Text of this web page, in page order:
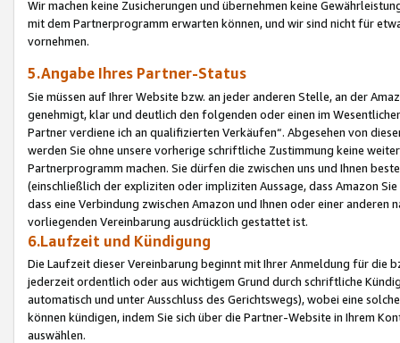
Wir machen keine Zusicherungen und übernehmen keine
mit dem Partnerprogramm erwarten können, und wir sind nicht für
vornehmen.
5.Angabe Ihres Partner-Status
Sie müssen auf Ihrer Website bzw. an jeder anderen Stelle, an der
genehmigt, klar und deutlich den folgenden oder einen im
Partner verdiene ich an qualifizierten Verkäufen“. Abgesehen von
werden Sie ohne unsere vorherige schriftliche Zustimmung keine
Partnerprogramm machen. Sie dürfen die zwischen uns und Ihnen
(einschließlich der expliziten oder impliziten Aussage, dass Amazon
dass eine Verbindung zwischen Amazon und Ihnen oder einer
vorliegenden Vereinbarung ausdrücklich gestattet ist.
6.Laufzeit und Kündigung
Die Laufzeit dieser Vereinbarung beginnt mit Ihrer Anmeldung für die
jederzeit ordentlich oder aus wichtigem Grund durch schriftliche
automatisch und unter Ausschluss des Gerichtswegs), wobei eine
können kündigen, indem Sie sich über die Partner-Website in Ihrem
auswählen.